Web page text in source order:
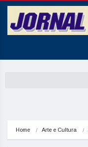
Home Arte e Cultura